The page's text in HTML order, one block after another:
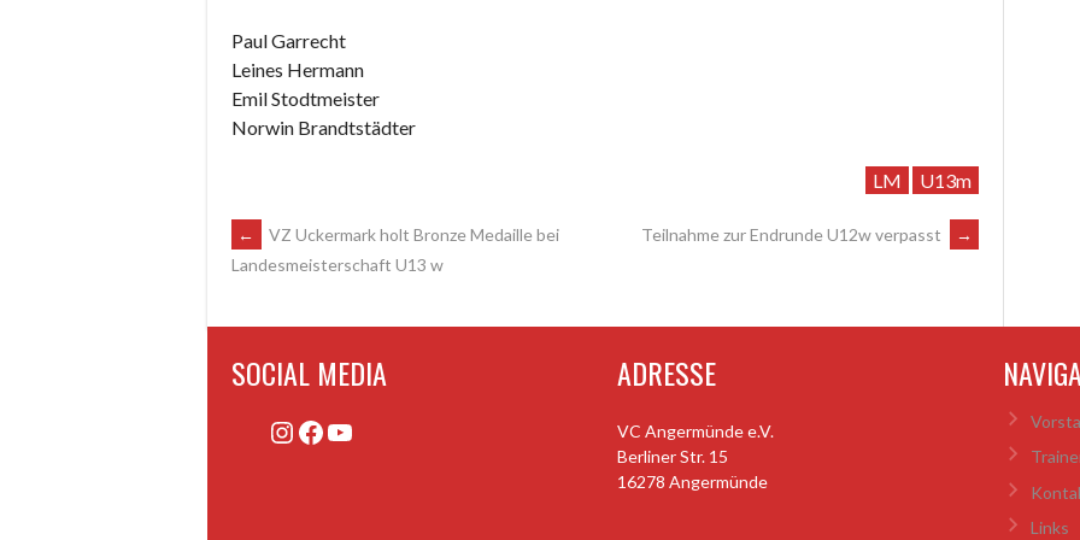
Paul Garrecht
Leines Hermann
Emil Stodtmeister
Norwin Brandtstädter
LM U13m
ARTIKEL-
NAVIGATION
←
VZ Uckermark holt Bronze Medaille bei
Landesmeisterschaft U13 w
Teilnahme zur Endrunde U12w verpasst →
SOCIAL MEDIA
Instagram
Facebook
YouTube
ADRESSE
VC Angermünde e.V.
Berliner Str. 15
16278 Angermünde
Links